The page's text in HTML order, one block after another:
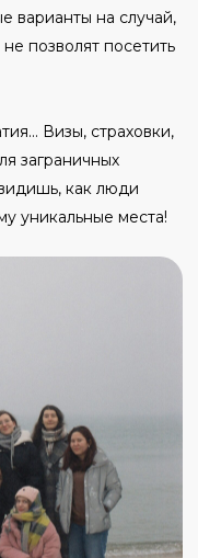
варианты на случай,
позволят посетить
Визы, страховки,
заграничных
как люди
уникальные места!